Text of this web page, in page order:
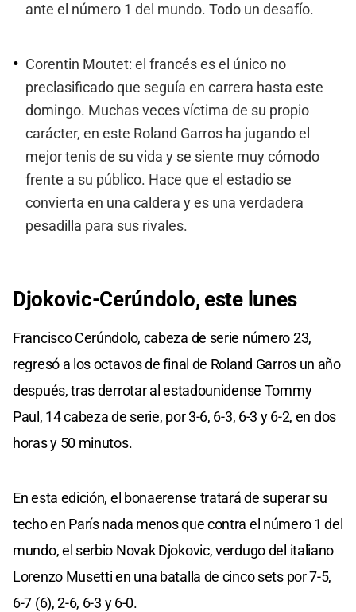
ante el número 1 del mundo. Todo un desafío.
Corentin Moutet: el francés es el único no
preclasificado que seguía en carrera hasta este
domingo. Muchas veces víctima de su propio
carácter, en este Roland Garros ha jugando el
mejor tenis de su vida y se siente muy cómodo
frente a su público. Hace que el estadio se
convierta en una caldera y es una verdadera
pesadilla para sus rivales.
Djokovic-Cerúndolo, este lunes
Francisco Cerúndolo, cabeza de serie número 23,
regresó a los octavos de final de Roland Garros un año
después, tras derrotar al estadounidense Tommy
Paul, 14 cabeza de serie, por 3-6, 6-3, 6-3 y 6-2, en dos
horas y 50 minutos.
En esta edición, el bonaerense tratará de superar su
techo en París nada menos que contra el número 1 del
mundo, el serbio Novak Djokovic, verdugo del italiano
Lorenzo Musetti en una batalla de cinco sets por 7-5,
6-7 (6), 2-6, 6-3 y 6-0.